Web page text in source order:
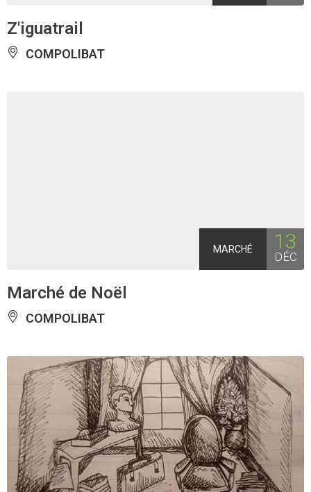
Z'iguatrail
COMPOLIBAT
MARCHÉ 13
DÉC
Marché de Noël
COMPOLIBAT